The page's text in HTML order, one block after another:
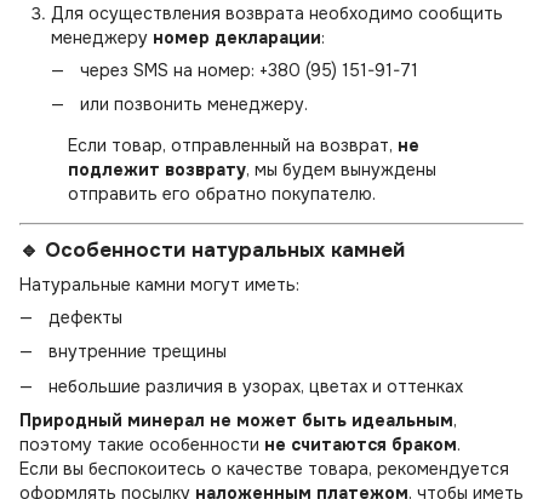
Для осуществления возврата необходимо сообщить
менеджеру номер декларации:
через SMS на номер: +380 (95) 151-91-71
или позвонить менеджеру.
Если товар, отправленный на возврат, не
подлежит возврату, мы будем вынуждены
отправить его обратно покупателю.
🔹 Особенности натуральных камней
Натуральные камни могут иметь:
дефекты
внутренние трещины
небольшие различия в узорах, цветах и оттенках
Природный минерал не может быть идеальным,
поэтому такие особенности не считаются браком.
Если вы беспокоитесь о качестве товара, рекомендуется
оформлять посылку наложенным платежом, чтобы иметь